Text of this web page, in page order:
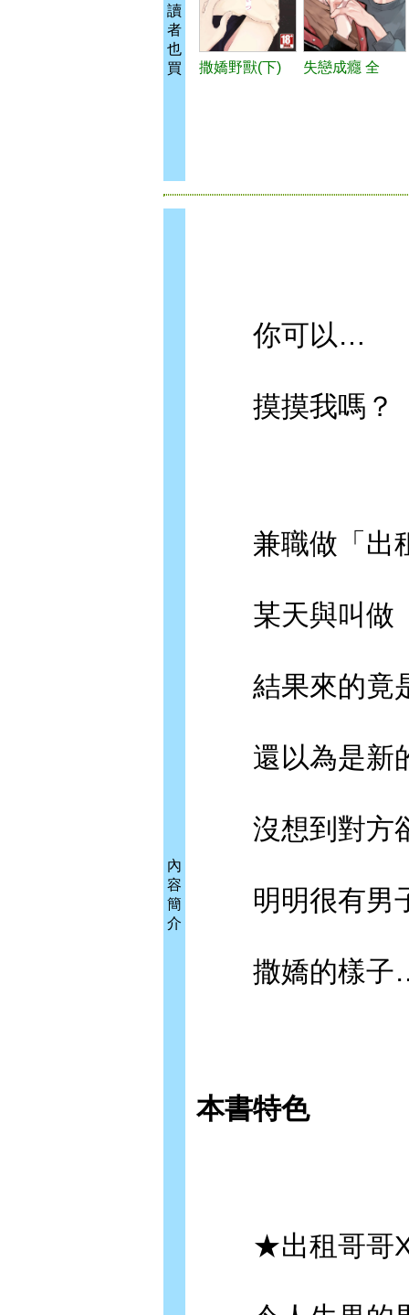
讀
者
也
買
撒嬌野獸(下) 失戀成癮 全
內
容
簡
介
你可以…
摸摸我嗎？
兼職做「出租
某天與叫做「
結果來的竟是
還以為是新
沒想到對方卻
明明很有男子
撒嬌的樣子
本書特色
★出租哥哥X